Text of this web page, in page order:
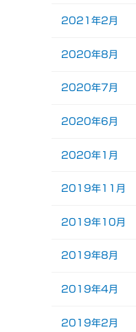
2021年2月
2020年8月
2020年7月
2020年6月
2020年1月
2019年11月
2019年10月
2019年8月
2019年4月
2019年2月